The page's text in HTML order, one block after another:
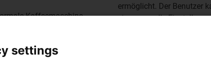
Kaffeemaschine
mit elektrischer Verstellung.
stehen automatisch
ein entscheidendes
ermöglicht. Der Benutzer
eine manuelle Einstellung
Die gewählten Produkte
daher nicht nur
settings